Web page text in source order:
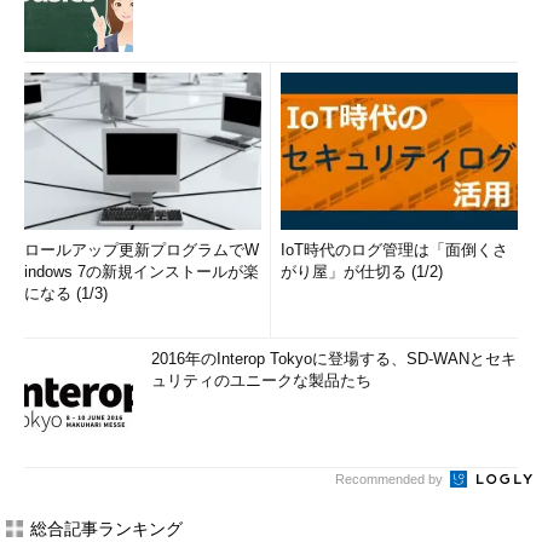
ロールアップ更新プログラムでW
indows 7の新規インストールが楽
になる (1/3)
IoT時代のログ管理は「面倒くさ
がり屋」が仕切る (1/2)
2016年のInterop Tokyoに登場する、SD-WANとセキ
ュリティのユニークな製品たち
Recommended by
総合記事ランキング